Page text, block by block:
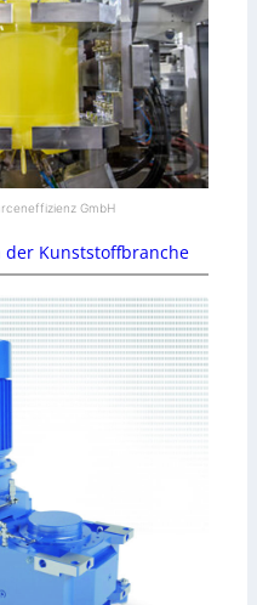
GmbH
Kunststoffbranche